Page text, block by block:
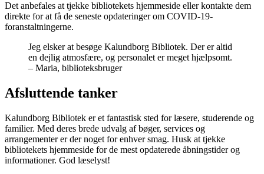
Det anbefales at tjekke bibliotekets hjemmeside eller kontakte dem
direkte for at få de seneste opdateringer om COVID-19-
foranstaltningerne.
Jeg elsker at besøge Kalundborg Bibliotek. Der er altid
en dejlig atmosfære, og personalet er meget hjælpsomt.
– Maria, biblioteksbruger
Afsluttende tanker
Kalundborg Bibliotek er et fantastisk sted for læsere, studerende og
familier. Med deres brede udvalg af bøger, services og
arrangementer er der noget for enhver smag. Husk at tjekke
bibliotekets hjemmeside for de mest opdaterede åbningstider og
informationer. God læselyst!